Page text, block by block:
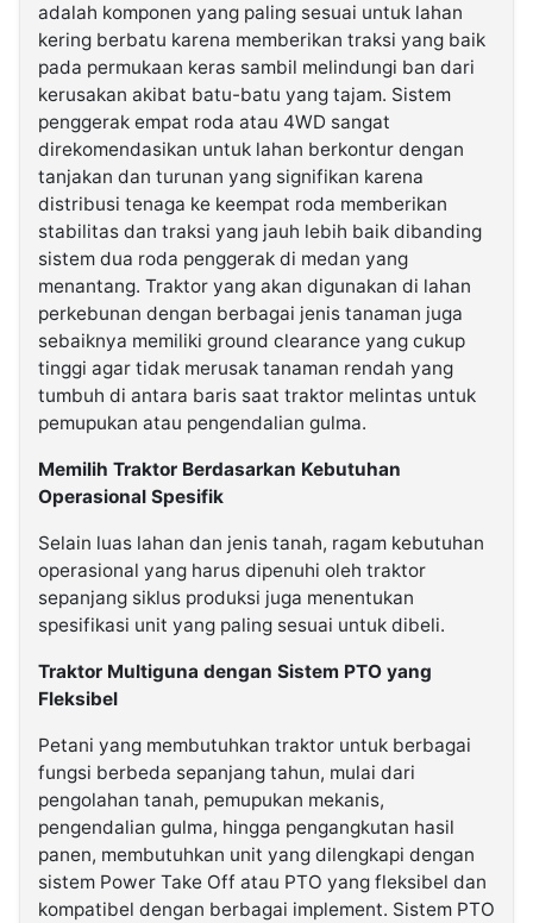
adalah komponen yang paling sesuai untuk lahan
kering berbatu karena memberikan traksi yang baik
pada permukaan keras sambil melindungi ban dari
kerusakan akibat batu-batu yang tajam. Sistem
penggerak empat roda atau 4WD sangat
direkomendasikan untuk lahan berkontur dengan
tanjakan dan turunan yang signifikan karena
distribusi tenaga ke keempat roda memberikan
stabilitas dan traksi yang jauh lebih baik dibanding
sistem dua roda penggerak di medan yang
menantang. Traktor yang akan digunakan di lahan
perkebunan dengan berbagai jenis tanaman juga
sebaiknya memiliki ground clearance yang cukup
tinggi agar tidak merusak tanaman rendah yang
tumbuh di antara baris saat traktor melintas untuk
pemupukan atau pengendalian gulma.
Memilih Traktor Berdasarkan Kebutuhan
Operasional Spesifik
Selain luas lahan dan jenis tanah, ragam kebutuhan
operasional yang harus dipenuhi oleh traktor
sepanjang siklus produksi juga menentukan
spesifikasi unit yang paling sesuai untuk dibeli.
Traktor Multiguna dengan Sistem PTO yang
Fleksibel
Petani yang membutuhkan traktor untuk berbagai
fungsi berbeda sepanjang tahun, mulai dari
pengolahan tanah, pemupukan mekanis,
pengendalian gulma, hingga pengangkutan hasil
panen, membutuhkan unit yang dilengkapi dengan
sistem Power Take Off atau PTO yang fleksibel dan
kompatibel dengan berbagai implement. Sistem PTO